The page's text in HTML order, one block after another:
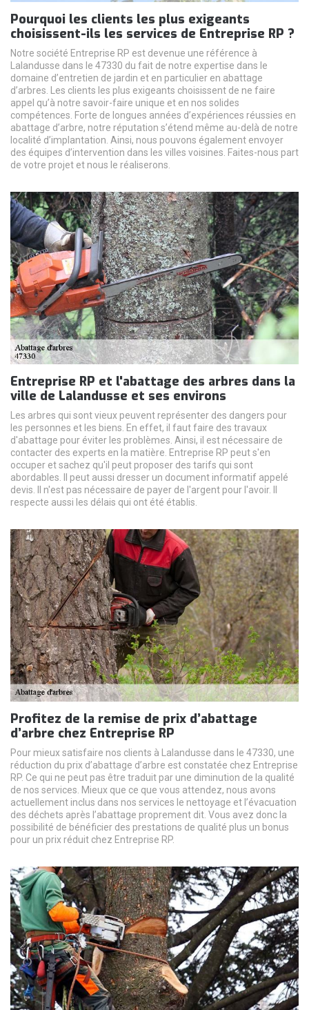
Pourquoi les clients les plus exigeants
choisissent-ils les services de Entreprise RP ?
Notre société Entreprise RP est devenue une référence à
Lalandusse dans le 47330 du fait de notre expertise dans le
domaine d’entretien de jardin et en particulier en abattage
d’arbres. Les clients les plus exigeants choisissent de ne faire
appel qu’à notre savoir-faire unique et en nos solides
compétences. Forte de longues années d’expériences réussies en
abattage d’arbre, notre réputation s’étend même au-delà de notre
localité d’implantation. Ainsi, nous pouvons également envoyer
des équipes d’intervention dans les villes voisines. Faites-nous part
de votre projet et nous le réaliserons.
Entreprise RP et l'abattage des arbres dans la
ville de Lalandusse et ses environs
Les arbres qui sont vieux peuvent représenter des dangers pour
les personnes et les biens. En effet, il faut faire des travaux
d'abattage pour éviter les problèmes. Ainsi, il est nécessaire de
contacter des experts en la matière. Entreprise RP peut s'en
occuper et sachez qu'il peut proposer des tarifs qui sont
abordables. Il peut aussi dresser un document informatif appelé
devis. Il n'est pas nécessaire de payer de l'argent pour l'avoir. Il
respecte aussi les délais qui ont été établis.
Profitez de la remise de prix d’abattage
d’arbre chez Entreprise RP
Pour mieux satisfaire nos clients à Lalandusse dans le 47330, une
réduction du prix d’abattage d’arbre est constatée chez Entreprise
RP. Ce qui ne peut pas être traduit par une diminution de la qualité
de nos services. Mieux que ce que vous attendez, nous avons
actuellement inclus dans nos services le nettoyage et l’évacuation
des déchets après l’abattage proprement dit. Vous avez donc la
possibilité de bénéficier des prestations de qualité plus un bonus
pour un prix réduit chez Entreprise RP.